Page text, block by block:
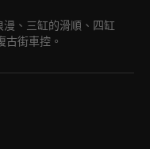
、三缸的滑順、四缸
古街車控。